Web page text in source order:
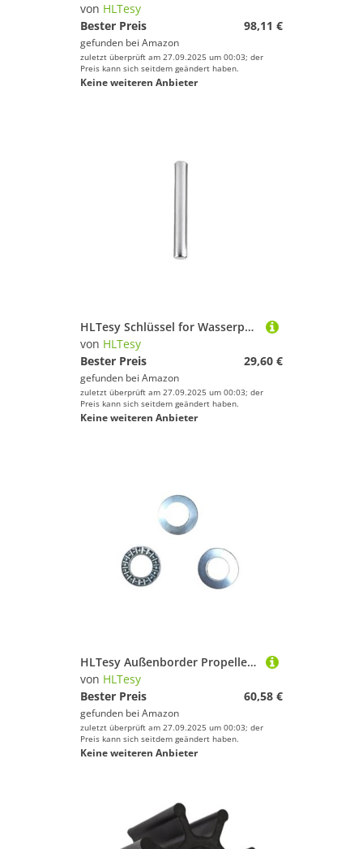
von HLTesy
Bester Preis
98,11 €
gefunden bei Amazon
zuletzt überprüft am 27.09.2025 um 00:03; der
Preis kann sich seitdem geändert haben.
Keine weiteren Anbieter
HLTesy Schlüssel for Wasserpumpenlaufrad 369-65022-0
von HLTesy
Bester Preis
29,60 €
gefunden bei Amazon
zuletzt überprüft am 27.09.2025 um 00:03; der
Preis kann sich seitdem geändert haben.
Keine weiteren Anbieter
HLTesy Außenborder Propeller Motor Antriebswelle Plane Lager for 15 ps 9,9 ps 18 ps
von HLTesy
Bester Preis
60,58 €
gefunden bei Amazon
zuletzt überprüft am 27.09.2025 um 00:03; der
Preis kann sich seitdem geändert haben.
Keine weiteren Anbieter